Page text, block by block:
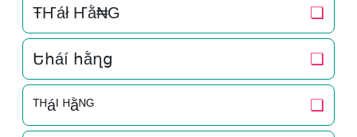
ŦҤáł Ҥằ₦G ❏
Եհáí հằղց ❏
ᵀᴴáᴵ ᴴằᴺᴳ ❏